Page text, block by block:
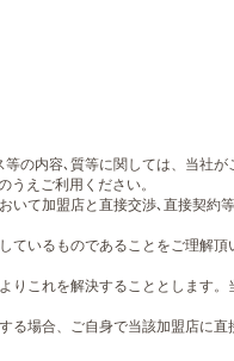
の内容､質等に関しては、当社
えご利用ください。
て加盟店と直接交渉､直接契約
いるものであることをご理解
これを解決することとします
場合、ご自身で当該加盟店に直